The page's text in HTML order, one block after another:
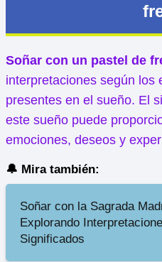
Soñar con un pastel de
interpretaciones según los
presentes en el sueño. El
este sueño puede
emociones, deseos y
🔔 Mira también:
Soñar con la Sagrada
Explorando
Significados